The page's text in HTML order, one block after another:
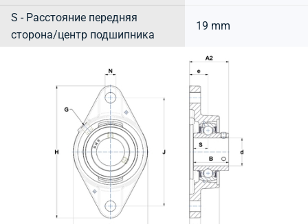
S - Расстояние передняя
сторона/центр подшипника
19 mm